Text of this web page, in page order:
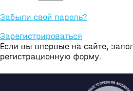
Забыли свой пароль?
Зарегистрироваться
Если вы впервые на сайте,
регистрационную форму.